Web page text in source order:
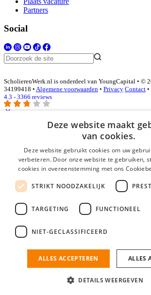
Partners
Social
ScholierenWerk.nl is onderdeel van YoungCapital • ©
34199418 • Algemene voorwaarden • Privacy Contact •
4.3 - 3366 reviews
Inloggen als bedrijf
E-mail*
Wachtwoord
login gegevens onthouden
login
Bedrijf aanmelden
nieuwe collega/werknemer zo gevonden!
Deze website maakt
van cookies.
Deze website gebruikt cookies om uw
verbeteren. Door onze website te gebruiken,
cookies in overeenstemming met ons
STRIKT NOODZAKELIJK
TARGETING FUNCTIONEEL
NIET-GECLASSIFICEERD
ALLES ACCEPTEREN ALLES
DETAILS WEERGEVEN